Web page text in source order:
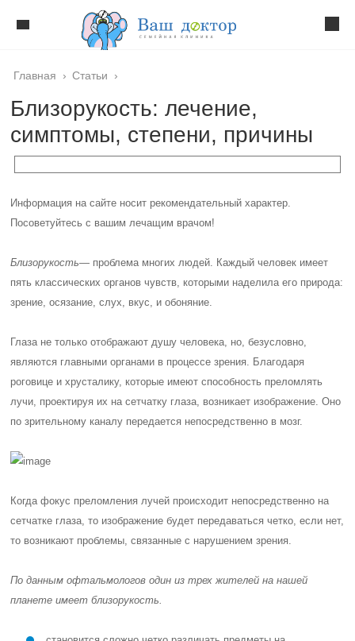
Главная › Статьи ›
Близорукость: лечение,
симптомы, степени, причины
Информация на сайте носит рекомендательный характер.
Посоветуйтесь с вашим лечащим врачом!
Близорукость— проблема многих людей. Каждый человек имеет
пять классических органов чувств, которыми наделила его природа:
зрение, осязание, слух, вкус, и обоняние.
Глаза не только отображают душу человека, но, безусловно,
являются главными органами в процессе зрения. Благодаря
роговице и хрусталику, которые имеют способность преломлять
лучи, проектируя их на сетчатку глаза, возникает изображение. Оно
по зрительному каналу передается непосредственно в мозг.
Когда фокус преломления лучей происходит непосредственно на
сетчатке глаза, то изображение будет передаваться четко, если нет,
то возникают проблемы, связанные с нарушением зрения.
По данным офтальмологов один из трех жителей на нашей
планете имеет близорукость.